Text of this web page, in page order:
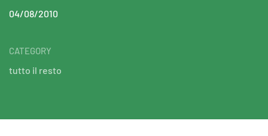
04/08/2010
CATEGORY
tutto il resto